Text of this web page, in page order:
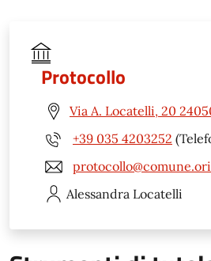
Protocollo
Via A. Locatelli, 20
+39 035 4203252
Alessandra Locatelli